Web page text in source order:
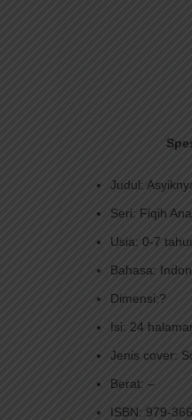
Judul:
Seri: Fiqih
Usia: 0-7
Bahasa:
Dimensi:?
Isi: 24
Jenis cover:
Berat: –
ISBN: 979-